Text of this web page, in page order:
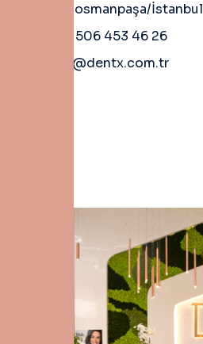
Gaziosmanpaşa/İstanbul
+90 506 453 46 26
info@dentx.com.tr